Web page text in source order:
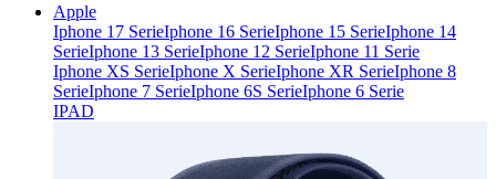
Apple
Iphone 17 SerieIphone 16 SerieIphone 15 SerieIphone 14
SerieIphone 13 SerieIphone 12 SerieIphone 11 Serie
Iphone XS SerieIphone X SerieIphone XR SerieIphone 8
SerieIphone 7 SerieIphone 6S SerieIphone 6 Serie
IPAD